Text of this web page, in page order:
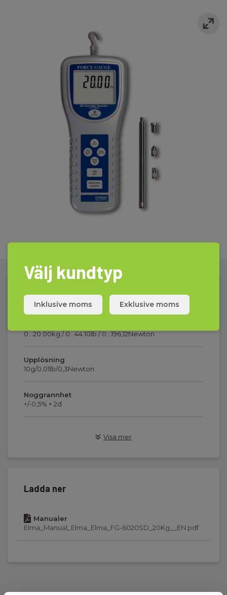
"normal"- och "Peak hold" -funktion. Har Fast/Slow responstid
Instrumentet levereras i en väska inkl. manual, krokadapter, platt
adapter, konadapter, mejseladapter och 120mm förlängare.
Tekniske Data
0...20.00kg / 0...44.10lb / 0...196,12Newton
Upplösning
10g/0,01lb/0,3Newton
Noggrannhet
+/-0,5% + 2d
LCD med bakgrundsbelysning
Visa mer
Ladda ner
Manualer
Elma_Manual_Elma_Elma_FG-6020SD_20Kg__EN.pdf
Välj kundtyp
Inklusive moms Exklusive moms